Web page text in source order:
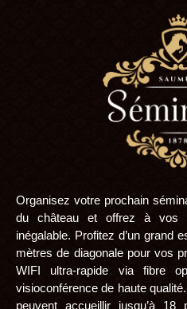
Organisez votre prochain
du château et offrez à vos
inégalable. Profitez d’un grand
mètres de diagonale pour vos
WIFI ultra-rapide via fibre
visioconférence de haute
peuvent accueillir jusqu’à